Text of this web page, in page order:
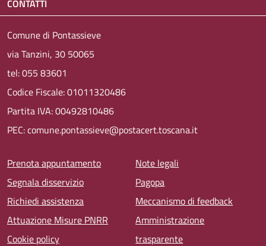
CONTATTI
Comune di Pontassieve
via Tanzini, 30 50065
tel: 055 83601
Codice Fiscale: 01011320486
Partita IVA: 00492810486
PEC: comune.pontassieve@postacert.toscana.it
Menu piè di pagina
Prenota appuntamento
Segnala disservizio
Richiedi assistenza
Attuazione Misure PNRR
Cookie policy
Note legali
Pagopa
Meccanismo di feedback
Amministrazione
trasparente